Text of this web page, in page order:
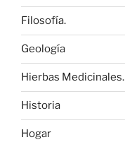
Filosofía.
Geología
Hierbas Medicinales.
Historia
Hogar